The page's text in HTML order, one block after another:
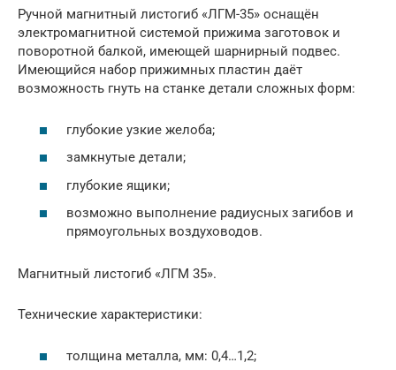
Ручной магнитный листогиб «ЛГМ-35» оснащён
электромагнитной системой прижима заготовок и
поворотной балкой, имеющей шарнирный подвес.
Имеющийся набор прижимных пластин даёт
возможность гнуть на станке детали сложных форм:
глубокие узкие желоба;
замкнутые детали;
глубокие ящики;
возможно выполнение радиусных загибов и
прямоугольных воздуховодов.
Магнитный листогиб «ЛГМ 35».
Технические характеристики:
толщина металла, мм: 0,4…1,2;